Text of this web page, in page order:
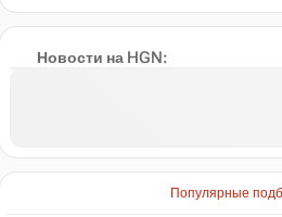
Новости на HGN:
Популярные